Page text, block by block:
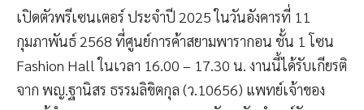
เปิดตัวพรีเซนเตอร์ ประจำปี 2025 ในวันอังคารที่ 11
กุมภาพันธ์ 2568 ที่ศูนย์การค้าสยามพารากอน ชั้น 1 โซน
Fashion Hall ในเวลา 16.00 – 17.30 น. งานนี้ได้รับเกียรติ
จาก พญ.ฐานิสร ธรรมลิขิตกุล (ว.10656) แพทย์เจ้าของ